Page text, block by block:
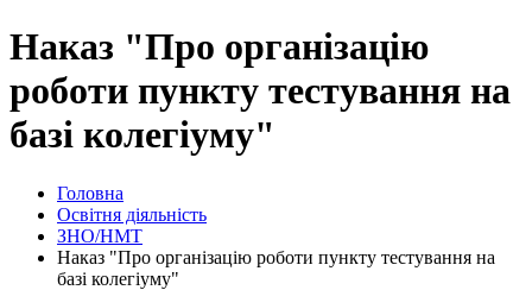
Наказ "Про організацію
роботи пункту тестування на
базі колегіуму"
Головна
Освітня діяльність
ЗНО/НМТ
Наказ "Про організацію роботи пункту тестування на
базі колегіуму"